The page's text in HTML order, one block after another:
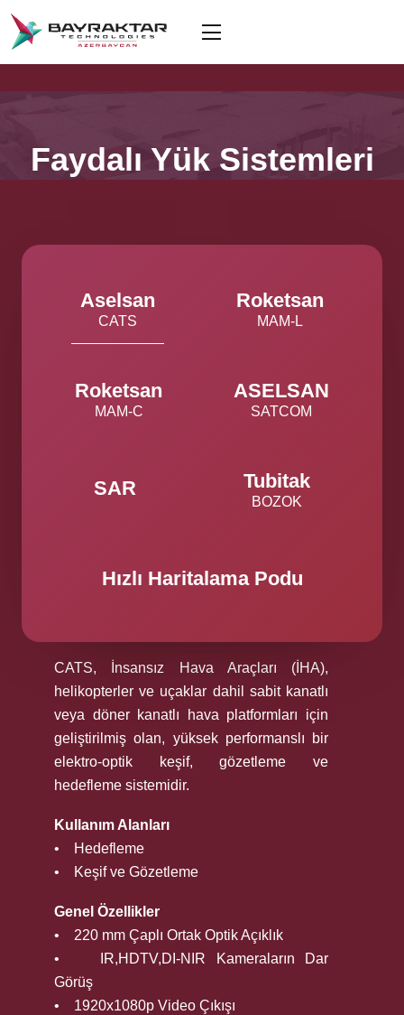
Faydalı Yük Sistemleri
Aselsan
CATS
Roketsan
MAM-L
Roketsan
MAM-C
ASELSAN
SATCOM
SAR Tubitak
BOZOK
Hızlı Haritalama Podu
CATS, İnsansız Hava Araçları (İHA),
helikopterler ve uçaklar dahil sabit kanatlı
veya döner kanatlı hava platformları için
geliştirilmiş olan, yüksek performanslı bir
elektro-optik keşif, gözetleme ve
hedefleme sistemidir.
Kullanım Alanları
• Hedefleme
• Keşif ve Gözetleme
Genel Özellikler
• 220 mm Çaplı Ortak Optik Açıklık
• IR,HDTV,DI-NIR Kameraların Dar
Görüş
• 1920x1080p Video Çıkışı